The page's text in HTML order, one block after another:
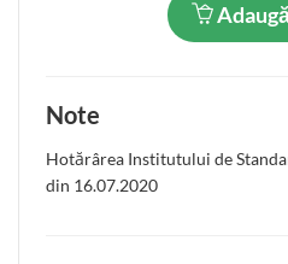
Note
Hotărârea Institutului de
din 16.07.2020